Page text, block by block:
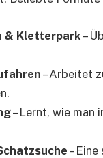
& Kletterpark–
– Arbeitet
– Lernt, wie man
–